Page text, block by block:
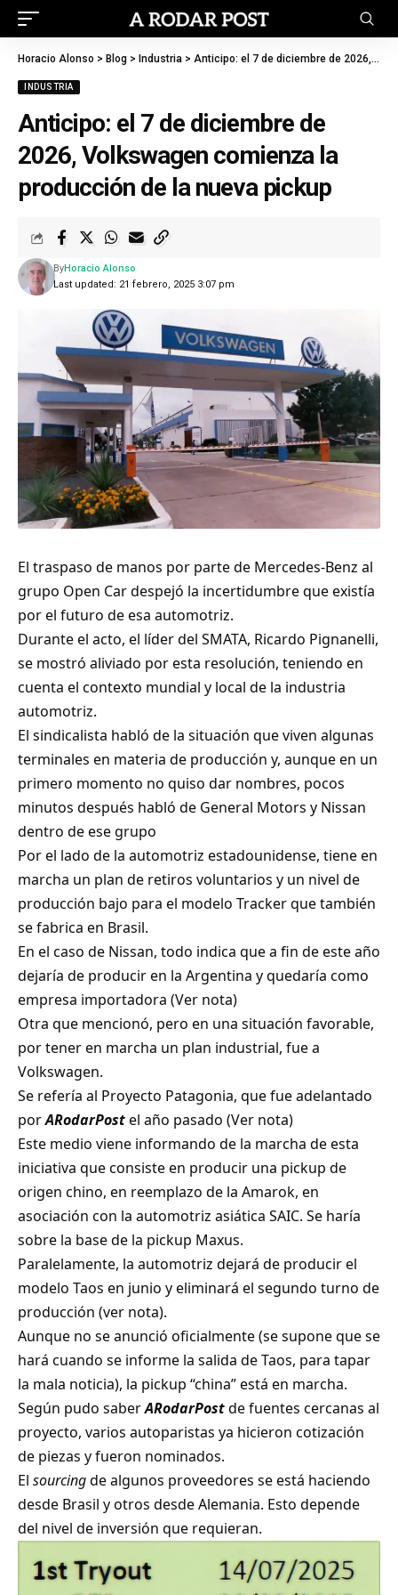
Horacio Alonso > Blog > Industria > Anticipo: el 7 de diciembre de 2026, Volkswagen comienza la producción de la nueva pickup
INDUSTRIA
Anticipo: el 7 de diciembre de
2026, Volkswagen comienza la
producción de la nueva pickup
Last updated: 21 febrero, 2025 3:07 pm
ByHoracio Alonso
El traspaso de manos por parte de Mercedes-Benz al
grupo Open Car despejó la incertidumbre que existía
por el futuro de esa automotriz.
Durante el acto, el líder del SMATA, Ricardo Pignanelli,
se mostró aliviado por esta resolución, teniendo en
cuenta el contexto mundial y local de la industria
automotriz.
El sindicalista habló de la situación que viven algunas
terminales en materia de producción y, aunque en un
primero momento no quiso dar nombres, pocos
minutos después habló de General Motors y Nissan
dentro de ese grupo
Por el lado de la automotriz estadounidense, tiene en
marcha un plan de retiros voluntarios y un nivel de
producción bajo para el modelo Tracker que también
se fabrica en Brasil.
En el caso de Nissan, todo indica que a fin de este año
dejaría de producir en la Argentina y quedaría como
empresa importadora (Ver nota)
Otra que mencionó, pero en una situación favorable,
por tener en marcha un plan industrial, fue a
Volkswagen.
Se refería al Proyecto Patagonia, que fue adelantado
porARodarPostel año pasado (Ver nota)
Este medio viene informando de la marcha de esta
iniciativa que consiste en producir una pickup de
origen chino, en reemplazo de la Amarok, en
asociación con la automotriz asiática SAIC. Se haría
sobre la base de la pickup Maxus.
Paralelamente, la automotriz dejará de producir el
modelo Taos en junio y eliminará el segundo turno de
producción (ver nota).
Aunque no se anunció oficialmente (se supone que se
hará cuando se informe la salida de Taos, para tapar
la mala noticia), la pickup “china” está en marcha.
Según pudo saberARodarPostde fuentes cercanas al
proyecto, varios autoparistas ya hicieron cotización
de piezas y fueron nominados.
El sourcingde algunos proveedores se está haciendo
desde Brasil y otros desde Alemania. Esto depende
del nivel de inversión que requieran.